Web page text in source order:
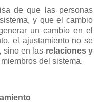
de que las personas
y que el cambio
un cambio en el
el ajustamiento no se
sino en las relaciones y
del sistema.